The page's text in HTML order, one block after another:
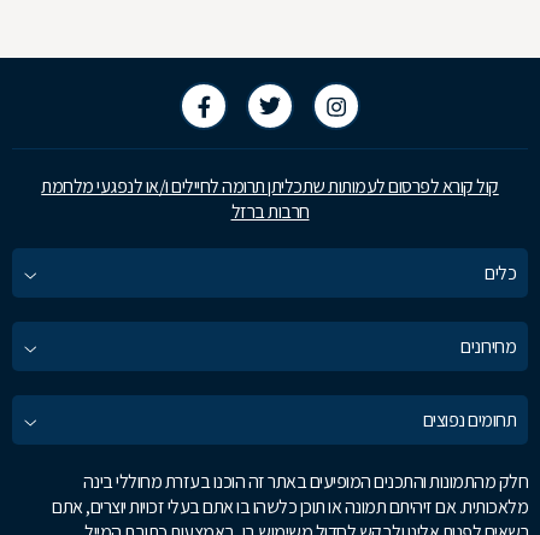
קול קורא לפרסום לעמותות שתכליתן תרומה לחיילים ו/או לנפגעי מלחמת
חרבות ברזל
כלים
מחירונים
תחומים נפוצים
חלק מהתמונות והתכנים המופיעים באתר זה הוכנו בעזרת מחוללי בינה
מלאכותית. אם זיהיתם תמונה או תוכן כלשהו בו אתם בעלי זכויות יוצרים, אתם